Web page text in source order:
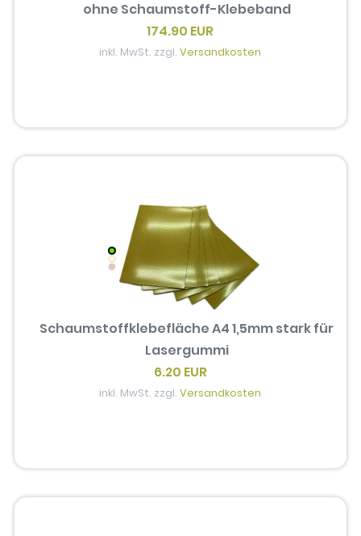
ohne Schaumstoff-Klebeband
174.90 EUR
inkl. MwSt. zzgl.Versandkosten
Schaumstoffklebefläche A4 1,5mm stark für
Lasergummi
6.20 EUR
inkl. MwSt. zzgl.Versandkosten